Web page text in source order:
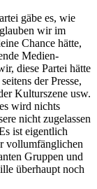
gäbe es, wie
wir im
Chance hätte,
Medien-
diese Partei hätte
der Presse,
Kulturszene usw.
wird nichts
nicht zugelassen
ist eigentlich
vollumfänglichen
Gruppen und
überhaupt noch